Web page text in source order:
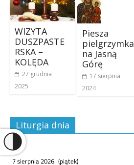
WIZYTA
DUSZPASTE
RSKA –
KOLĘDA
27 grudnia
2025
Piesza
pielgrzymka
na Jasną
Górę
17 sierpnia
2024
Liturgia dnia